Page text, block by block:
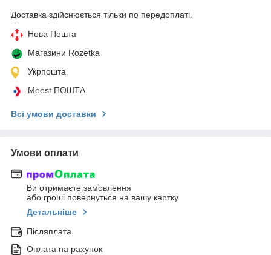
Доставка здійснюється тільки по передоплаті.
Нова Пошта
Магазини Rozetka
Укрпошта
Meest ПОШТА
Всі умови доставки
Умови оплати
Ви отримаєте замовлення
або гроші повернуться на вашу картку
Детальніше
Післяплата
Оплата на рахунок